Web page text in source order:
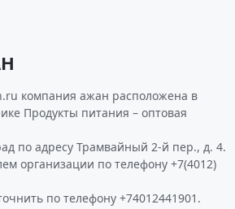
компания ажан расположена в
Продукты питания – оптовая
по адресу Трамвайный 2-й пер., д. 4.
организации по телефону +7(4012)
по телефону +74012441901.